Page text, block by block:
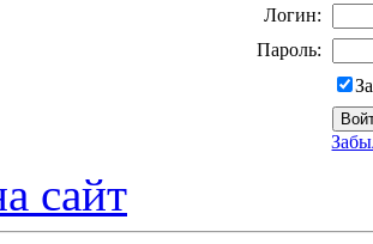
Логин:
Пароль:
сайт